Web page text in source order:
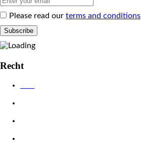
Please read our terms and conditions
Recht